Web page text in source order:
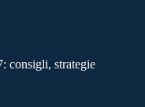
consigli, strategie